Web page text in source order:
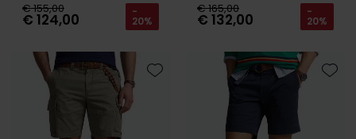
€ 155,00
€ 124,00 -
20%
€ 165,00
€ 132,00 -
20%
Toevoegen aan favorieten